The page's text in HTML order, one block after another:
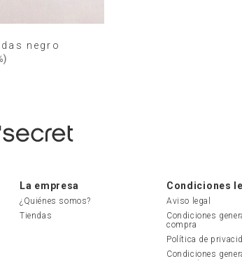
negro
)
La empresa
¿Quiénes somos?
Tiendas
Condiciones
Aviso legal
Condiciones
compra
Política de
Condiciones